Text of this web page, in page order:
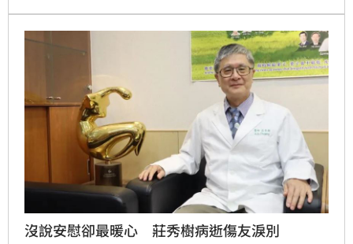
媽的救命恩人」，相當動容。
沒說安慰卻最暖心 莊秀樹病逝傷友淚別